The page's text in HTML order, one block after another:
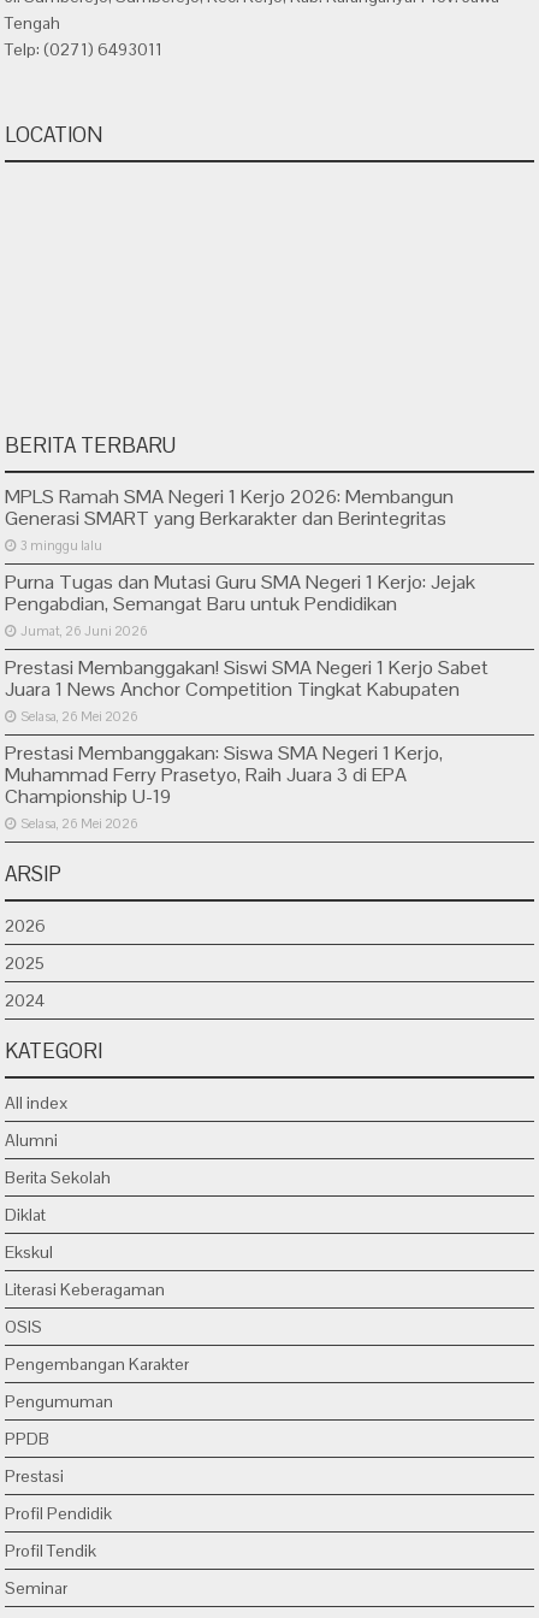
Tengah
Telp: (0271) 6493011
LOCATION
BERITA TERBARU
MPLS Ramah SMA Negeri 1 Kerjo 2026: Membangun
Generasi SMART yang Berkarakter dan Berintegritas
3 minggu lalu
Purna Tugas dan Mutasi Guru SMA Negeri 1 Kerjo: Jejak
Pengabdian, Semangat Baru untuk Pendidikan
Jumat, 26 Juni 2026
Prestasi Membanggakan! Siswi SMA Negeri 1 Kerjo Sabet
Juara 1 News Anchor Competition Tingkat Kabupaten
Selasa, 26 Mei 2026
Prestasi Membanggakan: Siswa SMA Negeri 1 Kerjo,
Muhammad Ferry Prasetyo, Raih Juara 3 di EPA
Championship U-19
Selasa, 26 Mei 2026
ARSIP
2026
2025
2024
KATEGORI
All index
Alumni
Berita Sekolah
Diklat
Ekskul
Literasi Keberagaman
OSIS
Pengembangan Karakter
Pengumuman
PPDB
Prestasi
Profil Pendidik
Profil Tendik
Seminar